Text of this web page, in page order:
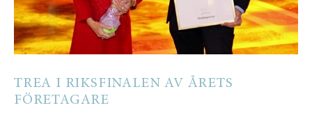
TREA I RIKSFINALEN AV ÅRETS
FÖRETAGARE